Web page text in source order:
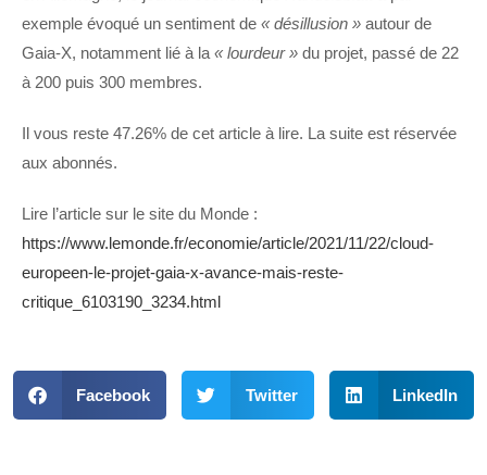
exemple évoqué un sentiment de « désillusion » autour de
Gaia-X, notamment lié à la « lourdeur » du projet, passé de 22
à 200 puis 300 membres.
Il vous reste 47.26% de cet article à lire. La suite est réservée
aux abonnés.
Lire l’article sur le site du Monde :
https://www.lemonde.fr/economie/article/2021/11/22/cloud-
europeen-le-projet-gaia-x-avance-mais-reste-
critique_6103190_3234.html
Facebook Twitter LinkedIn